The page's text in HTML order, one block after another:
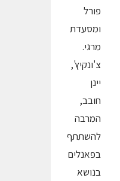
פורל
ומסעדת
מרגי.
צ'ונקיץ',
יינן
חובב,
המרבה
להשתתף
בפאנלים
בנושא